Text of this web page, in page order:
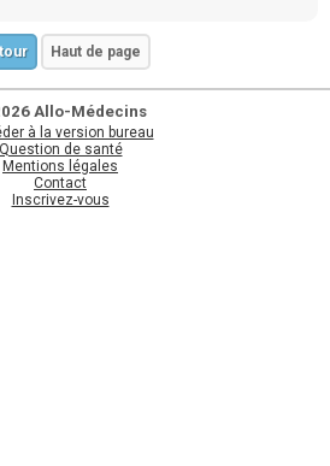
Haut de page
Allo-Médecins
à la version bureau
Question de santé
Mentions légales
Contact
Inscrivez-vous